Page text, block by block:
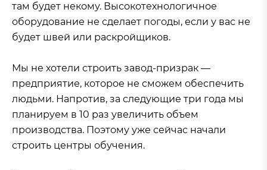
там будет некому. Высокотехнологичное
оборудование не сделает погоды, если у вас не
будет швей или раскройщиков.
Мы не хотели строить завод-призрак —
предприятие, которое не сможем обеспечить
людьми. Напротив, за следующие три года мы
планируем в 10 раз увеличить объем
производства. Поэтому уже сейчас начали
строить центры обучения.